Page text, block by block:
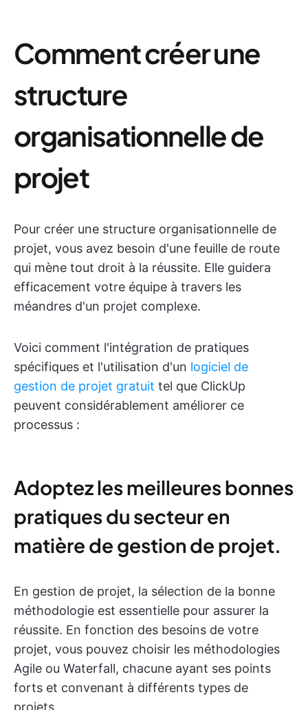
Comment créer une
structure
organisationnelle de
projet
Pour créer une structure organisationnelle de
projet, vous avez besoin d'une feuille de route
qui mène tout droit à la réussite. Elle guidera
efficacement votre équipe à travers les
méandres d'un projet complexe.
Voici comment l'intégration de pratiques
spécifiques et l'utilisation d'un logiciel de
gestion de projet gratuit tel que ClickUp
peuvent considérablement améliorer ce
processus :
Adoptez les meilleures bonnes
pratiques du secteur en
matière de gestion de projet.
En gestion de projet, la sélection de la bonne
méthodologie est essentielle pour assurer la
réussite. En fonction des besoins de votre
projet, vous pouvez choisir les méthodologies
Agile ou Waterfall, chacune ayant ses points
forts et convenant à différents types de
projets.